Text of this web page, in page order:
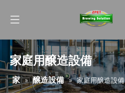
家庭用醸造設備
家 » 醸造設備 » 家庭用醸造設備